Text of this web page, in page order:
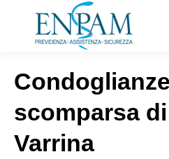
scomparsa
Varrina